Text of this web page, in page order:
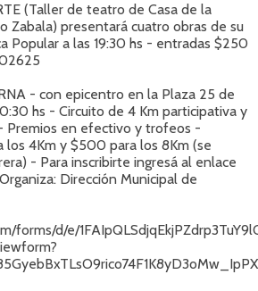
(Taller de teatro de Casa de la
Zabala) presentará cuatro obras de su
Popular a las 19:30 hs - entradas $250
- con epicentro en la Plaza 25 de
hs - Circuito de 4 Km participativa y
Premios en efectivo y trofeos -
los 4Km y $500 para los 8Km (se
- Para inscribirte ingresá al enlace
Dirección Municipal de
forms/d/e/